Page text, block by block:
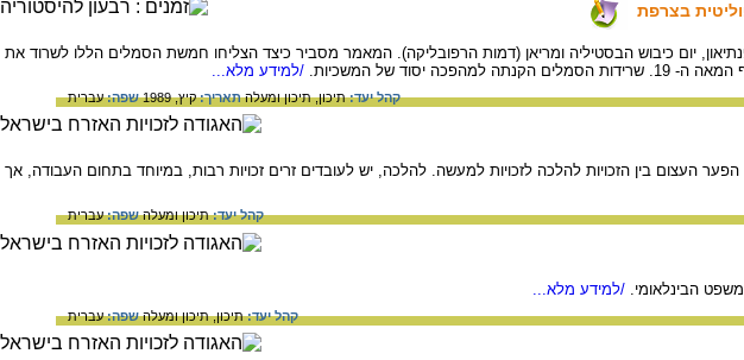
בצרפת
יום כיבוש הבסטיליה ומריאן (דמות הרפובליקה). המאמר מסביר כיצד הצליחו חמשת הסמלים הללו לשרוד את
של המשכיות.
/למידע מלא...
קהל יעד:תיכון,תיכון ומעלהתאריך:קיץ, 1989 שפה:עברית
העובדים הזרים במדינת ישראל נכון לאמצע שנת 2001 מאפיין הפער העצום בין הזכויות להלכה לזכויות למעשה. להלכה, יש לעובדים זרים זכויות רבות, במיוחד בתחום העבודה, אך
קהל יעד:תיכון ומעלהשפה:עברית
הבינלאומי. /למידע מלא...
קהל יעד:תיכון,תיכון ומעלהשפה:עברית